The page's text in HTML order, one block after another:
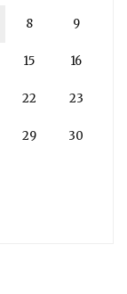
8 9
15 16
22 23
29 30